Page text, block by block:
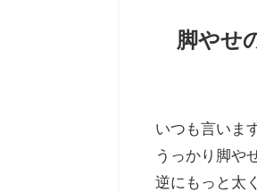
脚やせ
いつも言いま
うっかり脚や
逆にもっと太